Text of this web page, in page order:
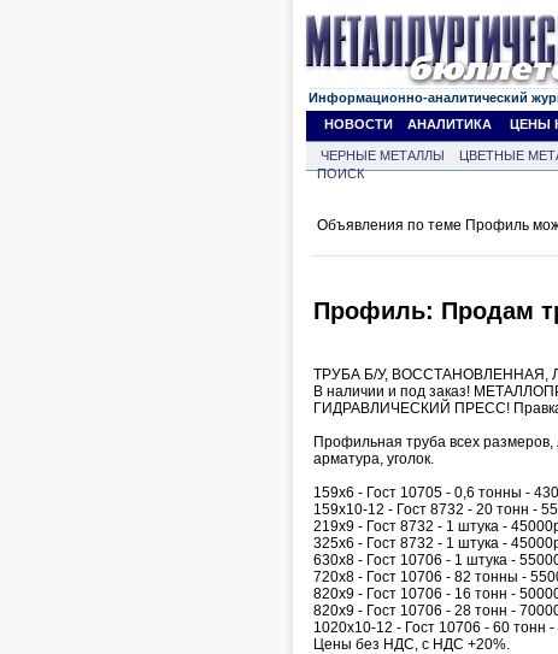
Информационно-аналитический
НОВОСТИ
АНАЛИТИКА ЦЕНЫ
ЧЕРНЫЕ МЕТАЛЛЫ ЦВЕТНЫЕ
ПОИСК
Объявления по теме Профиль
Профиль: Продам
ТРУБА Б/У, ВОССТАНОВЛЕННАЯ,
В наличии и под заказ!
ГИДРАВЛИЧЕСКИЙ ПРЕСС! Правка
Профильная труба всех размеров,
арматура, уголок.
159х6 - Гост 10705 - 0,6 тонны -
159х10-12 - Гост 8732 - 20 тонн -
219х9 - Гост 8732 - 1 штука -
325х6 - Гост 8732 - 1 штука -
630х8 - Гост 10706 - 1 штука -
720х8 - Гост 10706 - 82 тонны -
820х9 - Гост 10706 - 16 тонн -
820х9 - Гост 10706 - 28 тонн -
1020х10-12 - Гост 10706 - 60 тонн
Цены без НДС, с НДС +20%.